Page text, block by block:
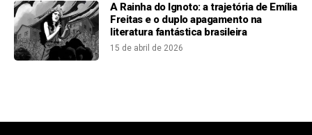
A Rainha do Ignoto: a trajetória de Emília
Freitas e o duplo apagamento na
literatura fantástica brasileira
15 de abril de 2026